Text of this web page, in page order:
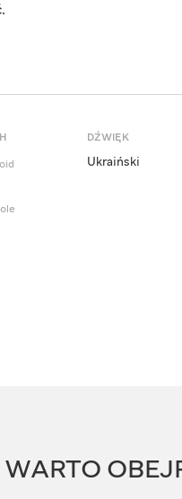
DŹWIĘK
Ukraiński